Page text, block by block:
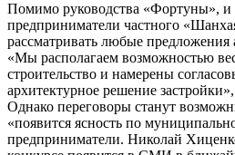
Помимо руководства «Фортуны», и
предприниматели частного
рассматривать любые предложения
«Мы располагаем возможностью
строительство и намерены
архитектурное решение
Однако переговоры станут
«появится ясность по
предприниматели. Николай